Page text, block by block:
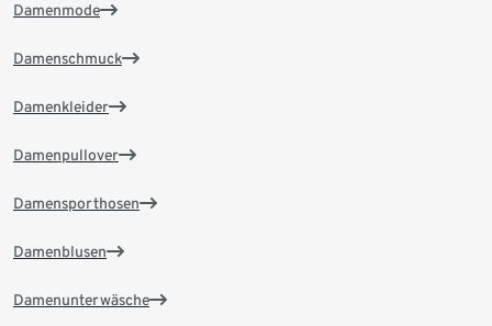
Damenmode
Damenschmuck
Damenkleider
Damenpullover
Damensporthosen
Damenblusen
Damenunterwäsche